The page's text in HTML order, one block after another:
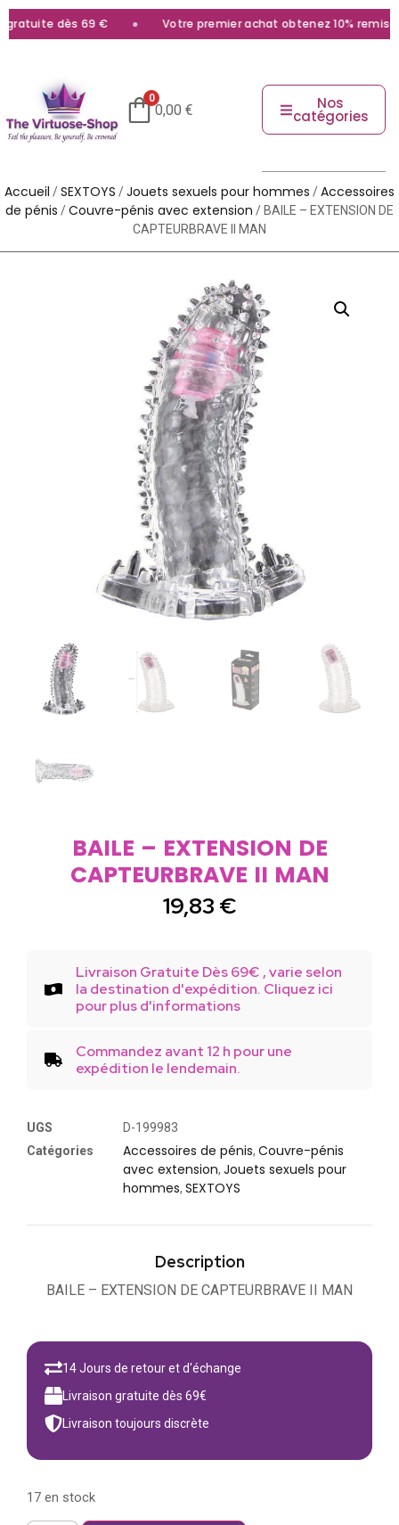
dès 69 € Votre premier achat obtenez 10% remise
0
0,00 € Nos
catégories
Accueil /SEXTOYS /Jouets sexuels pour hommes /Accessoires
de pénis /Couvre-pénis avec extension / BAILE – EXTENSION DE
CAPTEURBRAVE II MAN
BAILE – EXTENSION DE
CAPTEURBRAVE II MAN
19,83 €
Livraison Gratuite Dès 69€ , varie selon
la destination d'expédition. Cliquez ici
pour plus d'informations
Commandez avant 12 h pour une
expédition le lendemain.
UGS
D-199983
Catégories
Accessoires de pénis, Couvre-pénis
avec extension, Jouets sexuels pour
hommes, SEXTOYS
Description
BAILE – EXTENSION DE CAPTEURBRAVE II MAN
14 Jours de retour et d'échange
Livraison gratuite dès 69€
Livraison toujours discrète
17 en stock